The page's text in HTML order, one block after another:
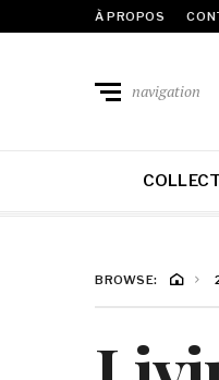
À PROPOS
navigation
BROWSE: